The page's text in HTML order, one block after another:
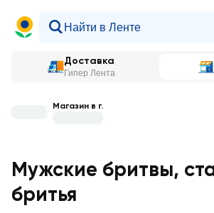
Доставка
Гипер Лента
Магазин в г.
Мужские бритвы,
бритья